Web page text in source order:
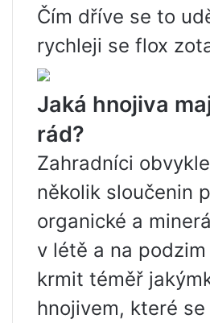
Čím dříve se to
rychleji se flox
Jaká hnojiva
rád?
Zahradníci
několik sloučenin
organické a
v létě a na
krmit téměř
hnojivem, které